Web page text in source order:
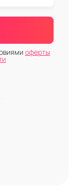
оферты